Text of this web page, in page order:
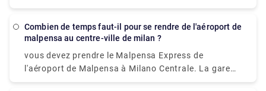
également être utilisé. C'est économique. Le meilleur
(MXP) à Duomo (métro de Milan) (Station) est en
€18. Sinon, vous pouvez bus, ce qui coûte et dure 1h
33m
Combien de temps faut-il pour se rendre de l'aéroport de
malpensa au centre-ville de milan ?
vous devez prendre le Malpensa Express de
l'aéroport de Malpensa à Milano Centrale. La gare
est située dans le Terminal 1. Et dans le Terminal 2,